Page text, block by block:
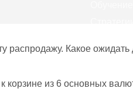
Как
распродажу. Какое
из 6 основных